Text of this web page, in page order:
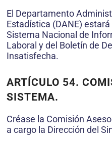
El Departamento
Estadística (DANE)
Sistema Nacional de
Laboral y del Boletín de
Insatisfecha.
ARTÍCULO 54.
SISTEMA.
Créase la Comisión
a cargo la Dirección del